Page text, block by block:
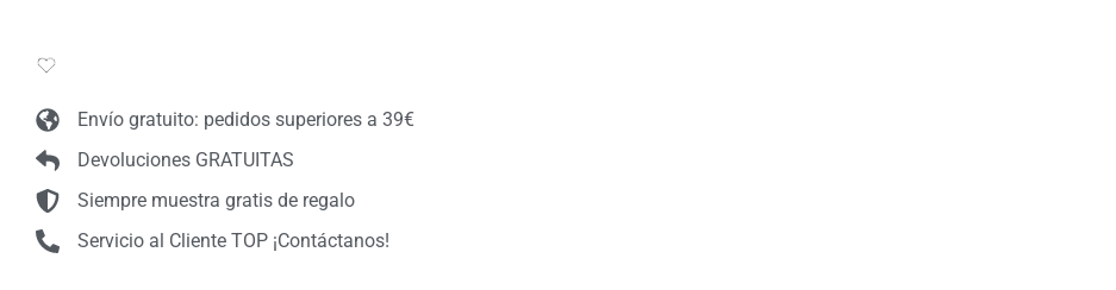
Envío gratuito: pedidos superiores a 39€
Devoluciones GRATUITAS
Siempre muestra gratis de regalo
Servicio al Cliente TOP ¡Contáctanos!